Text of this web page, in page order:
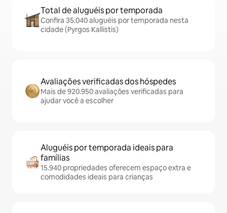
Total de aluguéis por temporada
Confira 35.040 aluguéis por temporada nesta
cidade (Pyrgos Kallistis)
Avaliações verificadas dos hóspedes
Mais de 920.950 avaliações verificadas para
ajudar você a escolher
Aluguéis por temporada ideais para
famílias
15.940 propriedades oferecem espaço extra e
comodidades ideais para crianças